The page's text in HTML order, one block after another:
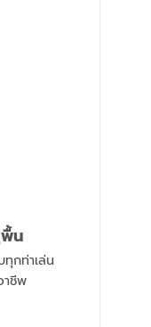
น
กท่าเล่น
าชีพ